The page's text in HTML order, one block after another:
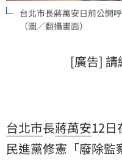
台北市長蔣萬安日前公開
（圖／翻攝畫面）
[廣告]
台北市長蔣萬安12日
民進黨修憲「廢除監